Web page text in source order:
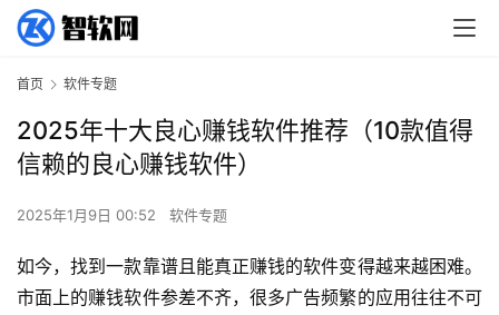
首页 软件专题
2025年十大良心赚钱软件推荐（10款值得
信赖的良心赚钱软件）
2025年1月9日 00:52 软件专题
如今，找到一款靠谱且能真正赚钱的软件变得越来越困难。
市面上的赚钱软件参差不齐，很多广告频繁的应用往往不可